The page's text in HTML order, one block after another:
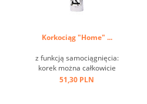
Korkociąg "Home" ...
z funkcją samociągnięcia:
korek można całkowicie
usunąć przez obrót, łatwość
51,30 PLN